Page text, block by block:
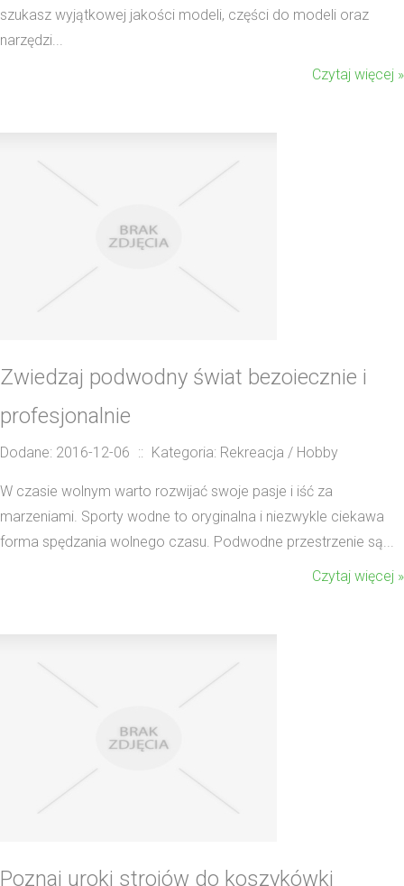
szukasz wyjątkowej jakości modeli, części do modeli oraz
narzędzi...
Czytaj więcej »
Zwiedzaj podwodny świat bezoiecznie i
profesjonalnie
Dodane: 2016-12-06 :: Kategoria: Rekreacja / Hobby
W czasie wolnym warto rozwijać swoje pasje i iść za
marzeniami. Sporty wodne to oryginalna i niezwykle ciekawa
forma spędzania wolnego czasu. Podwodne przestrzenie są...
Czytaj więcej »
Poznaj uroki strojów do koszykówki